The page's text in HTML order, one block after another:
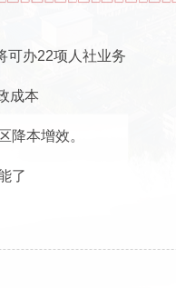
可办22项人社业务
成本
降本增效。
了